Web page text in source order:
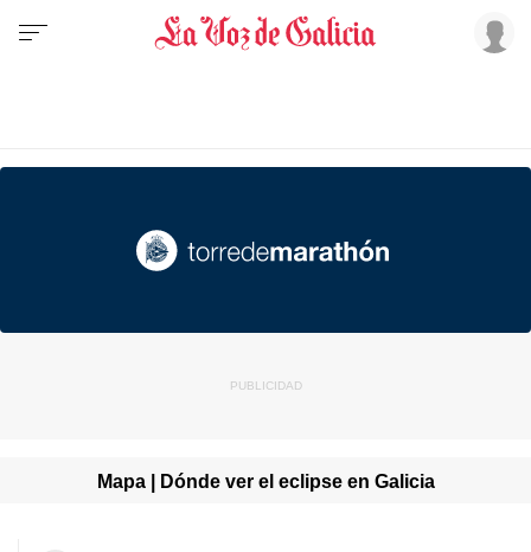
Mapa | Dónde ver el eclipse en Galicia